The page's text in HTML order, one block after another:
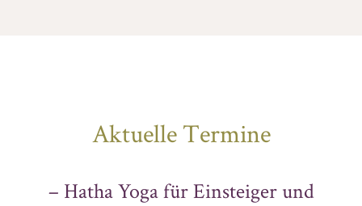
Aktuelle Termine
– Hatha Yoga für Einsteiger und